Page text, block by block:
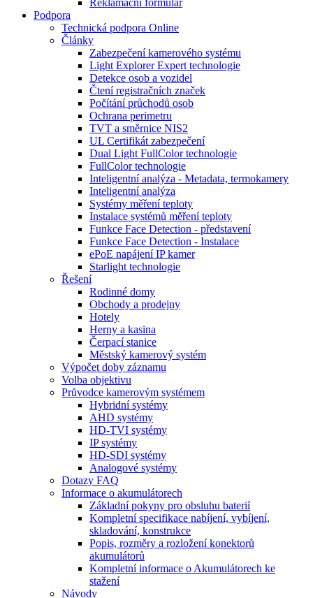
Reklamační formulář
Podpora
Technická podpora Online
Články
Zabezpečení kamerového systému
Light Explorer Expert technologie
Detekce osob a vozidel
Čtení registračních značek
Počítání průchodů osob
Ochrana perimetru
TVT a směrnice NIS2
UL Certifikát zabezpečení
Dual Light FullColor technologie
FullColor technologie
Inteligentní analýza - Metadata, termokamery
Inteligentní analýza
Systémy měření teploty
Instalace systémů měření teploty
Funkce Face Detection - představení
Funkce Face Detection - Instalace
ePoE napájení IP kamer
Starlight technologie
Řešení
Rodinné domy
Obchody a prodejny
Hotely
Herny a kasina
Čerpací stanice
Městský kamerový systém
Výpočet doby záznamu
Volba objektivu
Průvodce kamerovým systémem
Hybridní systémy
AHD systémy
HD-TVI systémy
IP systémy
HD-SDI systémy
Analogové systémy
Dotazy FAQ
Informace o akumulátorech
Základní pokyny pro obsluhu baterií
Kompletní specifikace nabíjení, vybíjení,
skladování, konstrukce
Popis, rozměry a rozložení konektorů
akumulátorů
Kompletní informace o Akumulátorech ke
stažení
Návody